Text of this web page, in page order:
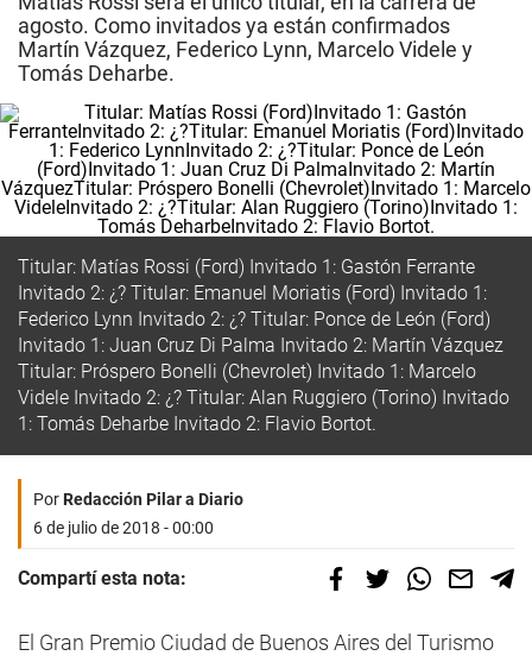
agosto. Como invitados ya están confirmados
Martín Vázquez, Federico Lynn, Marcelo Videle y
Tomás Deharbe.
Titular: Matías Rossi (Ford) Invitado 1: Gastón Ferrante
Invitado 2: ¿? Titular: Emanuel Moriatis (Ford) Invitado 1:
Federico Lynn Invitado 2: ¿? Titular: Ponce de León (Ford)
Invitado 1: Juan Cruz Di Palma Invitado 2: Martín Vázquez
Titular: Próspero Bonelli (Chevrolet) Invitado 1: Marcelo
Videle Invitado 2: ¿? Titular: Alan Ruggiero (Torino) Invitado
1: Tomás Deharbe Invitado 2: Flavio Bortot.
PorRedacción Pilar a Diario
6 de julio de 2018 - 00:00
Compartí esta nota:
El Gran Premio Ciudad de Buenos Aires del Turismo